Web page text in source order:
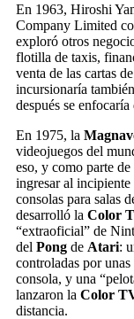
En 1963, Hiroshi
Company Limited
exploró otros
flotilla de taxis,
venta de las cartas
incursionaría
después se
En 1975, la
videojuegos del
eso, y como parte
ingresar al
consolas para salas
desarrolló la Color
“extraoficial” de
del Pong de Atari:
controladas por
consola, y una
lanzaron la Color
distancia.